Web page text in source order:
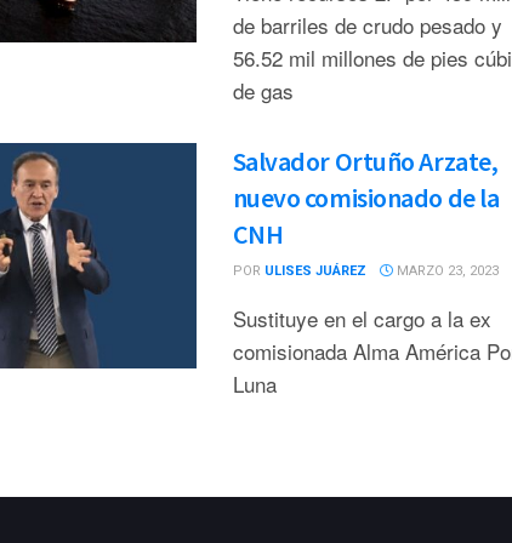
de barriles de crudo pesado y
56.52 mil millones de pies
de gas
Salvador Ortuño Arzate,
nuevo comisionado de la
CNH
POR ULISES JUÁREZ MARZO 23, 2023
Sustituye en el cargo a la ex
comisionada Alma América
Luna